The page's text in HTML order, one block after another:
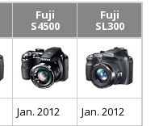
Fuji
S4500
Fuji
SL300
Jan. 2012
Jan. 2012